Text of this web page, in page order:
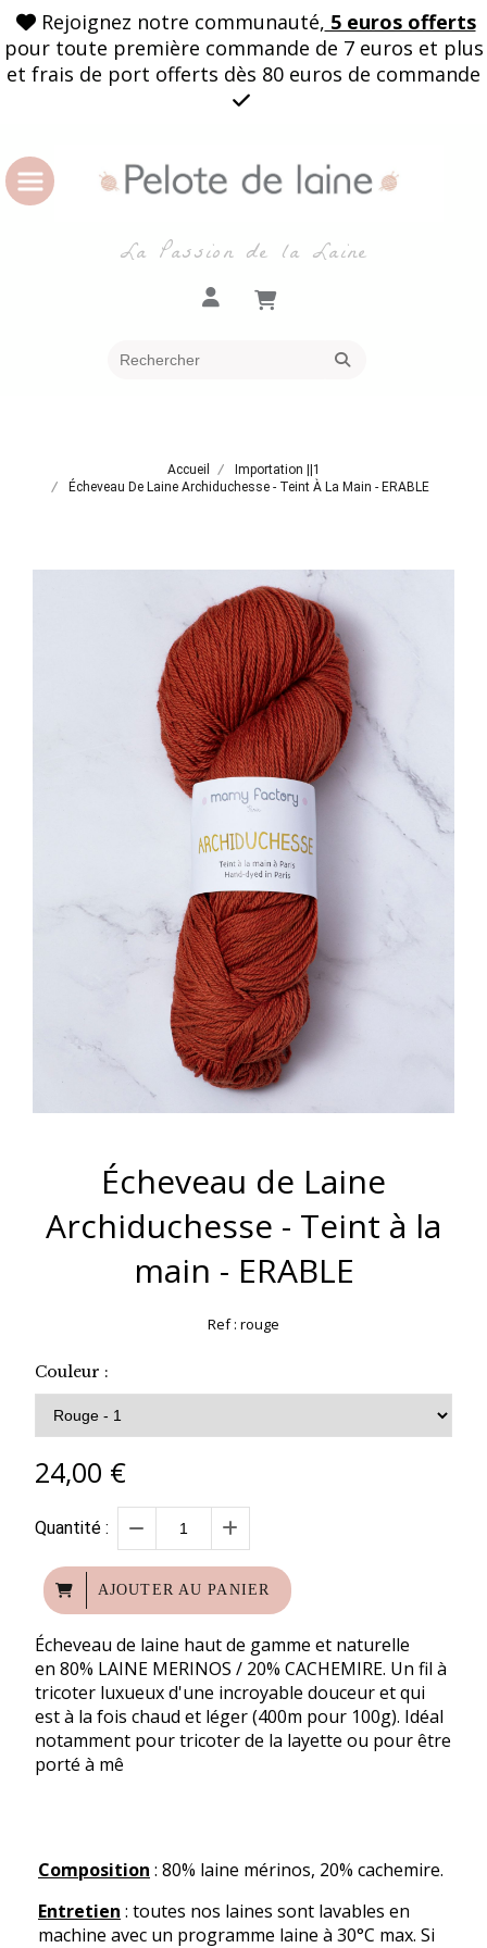
 Rejoignez notre communauté, 5 euros offerts
pour toute première commande de 7 euros et plus
et frais de port offerts dès 80 euros de commande

La Passion de la Laine
Accueil
Importation ||1
Écheveau De Laine Archiduchesse - Teint À La Main - ERABLE
Écheveau de Laine
Archiduchesse - Teint à la
main - ERABLE
Ref : rouge
Couleur :
24,00 €
Quantité :
AJOUTER AU PANIER
Écheveau de laine haut de gamme et naturelle
en 80% LAINE MERINOS / 20% CACHEMIRE. Un fil à
tricoter luxueux d'une incroyable douceur et qui
est à la fois chaud et léger (400m pour 100g). Idéal
notamment pour tricoter de la layette ou pour être
porté à mê
Composition : 80% laine mérinos, 20% cachemire.
Entretien : toutes nos laines sont lavables en
machine avec un programme laine à 30°C max. Si